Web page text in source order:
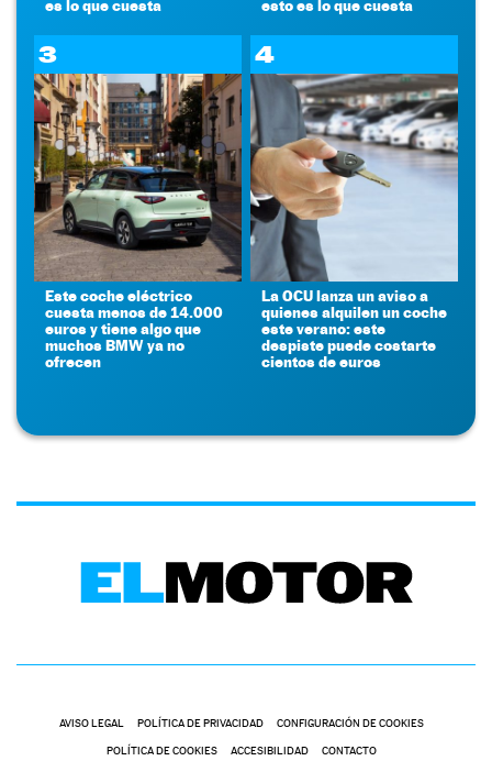
es lo que cuesta
esto es lo que cuesta
3
Este coche eléctrico
cuesta menos de 14.000
euros y tiene algo que
muchos BMW ya no
ofrecen
4
La OCU lanza un aviso a
quienes alquilen un coche
este verano: este
despiste puede costarte
cientos de euros
AVISO LEGAL POLÍTICA DE PRIVACIDAD CONFIGURACIÓN DE COOKIES
POLÍTICA DE COOKIES ACCESIBILIDAD CONTACTO